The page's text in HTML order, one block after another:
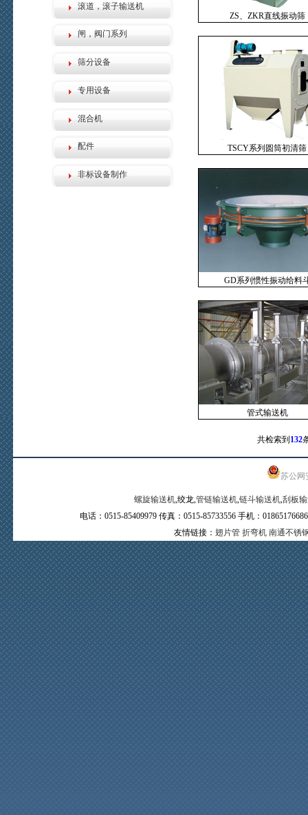
滚道，滚子输送机
闸，阀门系列
筛分设备
专用设备
混合机
配件
非标设备制作
ZS、ZKR直线振动筛
TSCY系列圆筒初清筛
GD系列惯性振动给料
管式输送机
共检索到 132
苏公网
螺旋输送机,绞龙,管链输送机,链斗输送机,刮板
电话：0515-85409979 传真：0515-85733556 手机：
友情链接： 翅片管 折弯机 南通不锈